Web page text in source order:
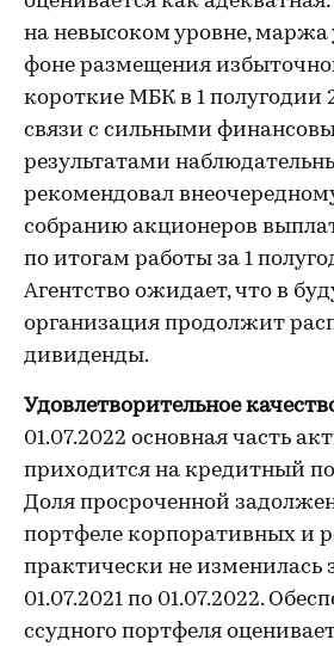
на невысоком уровне, маржа
фоне размещения
короткие МБК в 1 полугодии
связи с сильными
результатами
рекомендовал
собранию акционеров
по итогам работы за 1
Агентство ожидает, что в
организация продолжит
дивиденды.
Удовлетворительное
01.07.2022 основная часть
приходится на кредитный
Доля просроченной
портфеле корпоративных и
практически не изменилась
01.07.2021 по 01.07.2022.
ссудного портфеля